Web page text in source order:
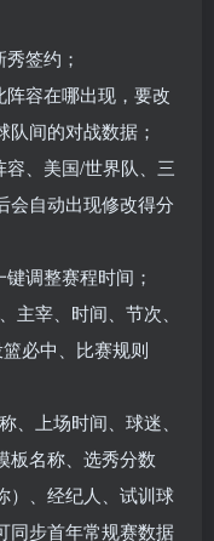
签约；
容在哪出现，要改
间的对战数据；
、美国/世界队、三
会自动出现修改得分
调整赛程时间；
主宰、时间、节次、
必中、比赛规则
、上场时间、球迷、
板名称、选秀分数
）、经纪人、试训球
同步首年常规赛数据